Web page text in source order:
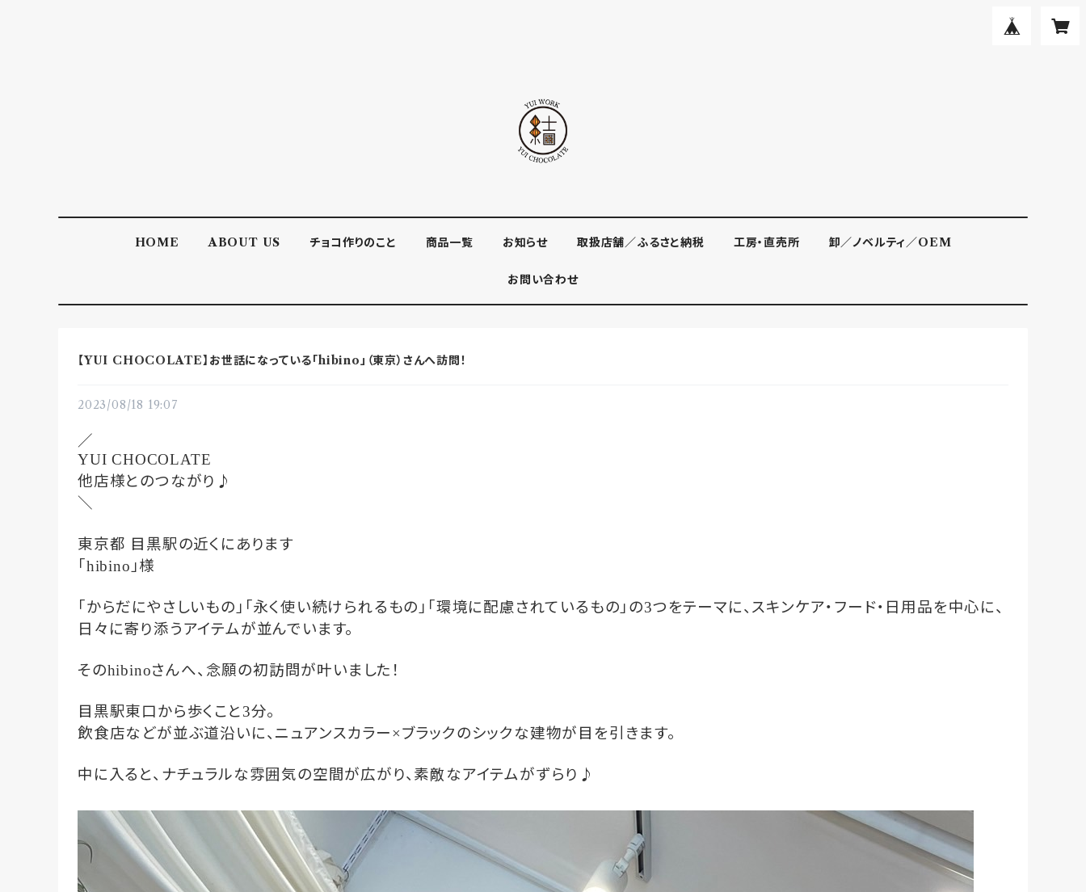
HOME ABOUT US チョコ作りのこと 商品一覧 お知らせ 取扱店舗／ふるさと納税 工房・直売所 卸／ノベルティ／OEM
お問い合わせ
【YUI CHOCOLATE】お世話になっている「hibino」（東京）さんへ訪問！
2023/08/18 19:07
／
YUI CHOCOLATE
他店様とのつながり♪
＼
東京都 目黒駅の近くにあります
「hibino」様
「からだにやさしいもの」「永く使い続けられるもの」「環境に配慮されているもの」の3つをテーマに、スキンケア・フード・日用品を中心に、
日々に寄り添うアイテムが並んでいます。
そのhibinoさんへ、念願の初訪問が叶いました！
目黒駅東口から歩くこと3分。
飲食店などが並ぶ道沿いに、ニュアンスカラー×ブラックのシックな建物が目を引きます。
中に入ると、ナチュラルな雰囲気の空間が広がり、素敵なアイテムがずらり♪